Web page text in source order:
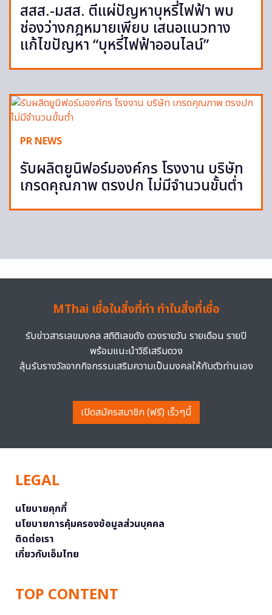
สสส.-มสส. ตีแผ่ปัญหาบุหรี่ไฟฟ้า พบ
ช่องว่างกฎหมายเพียบ เสนอแนวทาง
แก้ไขปัญหา “บุหรี่ไฟฟ้าออนไลน์”
PR NEWS
รับผลิตยูนิฟอร์มองค์กร โรงงาน บริษัท
เกรดคุณภาพ ตรงปก ไม่มีจำนวนขั้นต่ำ
MThai เชื่อในสิ่งที่ทำ ทำในสิ่งที่เชื่อ
รับข่าวสารเลขมงคล สถิติเลขดัง ดวงรายวัน รายเดือน รายปี
พร้อมแนะนำวิธีเสริมดวง
ลุ้นรับรางวัลจากกิจกรรมเสริมความเป็นมงคลให้กับตัวท่านเอง
เปิดสมัครสมาชิก (ฟรี) เร็วๆนี้
LEGAL
นโยบายคุกกี้
นโยบายการคุ้มครองข้อมูลส่วนบุคคล
ติดต่อเรา
เกี่ยวกับเอ็มไทย
TOP CONTENT